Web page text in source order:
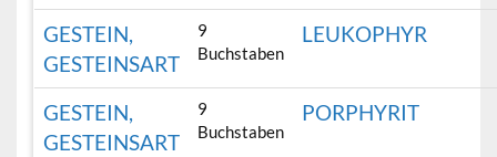
GESTEIN,
GESTEINSART
9
Buchstaben
LEUKOPHYR
GESTEIN,
GESTEINSART
9
Buchstaben
PORPHYRIT